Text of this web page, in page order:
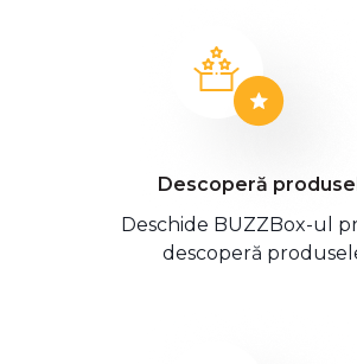
Descoperă
Deschide BUZZBox-ul
descoperă